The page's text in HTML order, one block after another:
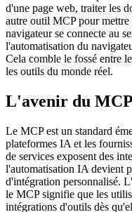
d'une page web, traiter les
autre outil MCP pour
navigateur se connecte au
l'automatisation du
Cela comble le fossé entre
les outils du monde réel.
L'avenir du MCP
Le MCP est un standard
plateformes IA et les
de services exposent des
l'automatisation IA devient
d'intégration personnalisé.
le MCP signifie que les
intégrations d'outils dès